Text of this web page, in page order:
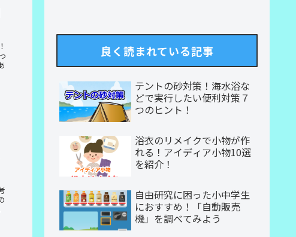
良く読まれている記事
テントの砂対策！海水浴な
どで実行したい便利対策７
つのヒント！
浴衣のリメイクで小物が作
れる！アイディア小物10選
を紹介！
自由研究に困った小中学生
におすすめ！「自動販売
機」を調べてみよう